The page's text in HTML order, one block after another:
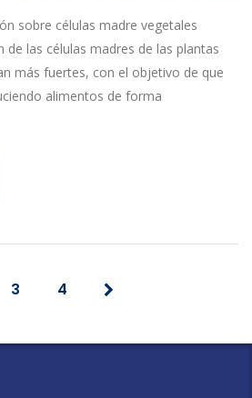
sobre células madre vegetales
de las células madres de las plantas
más fuertes, con el objetivo de que
alimentos de forma
3 4